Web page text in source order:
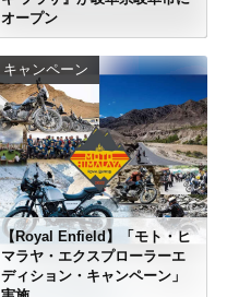
オープン
キャンペーン
【Royal Enfield】「モト・ヒ
マラヤ・エクスプローラーエ
ディション・キャンペーン」